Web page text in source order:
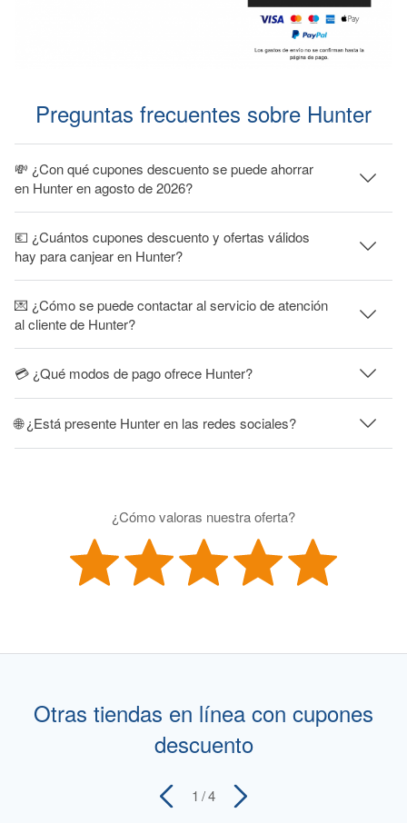
Preguntas frecuentes sobre Hunter
💸 ¿Con qué cupones descuento se puede ahorrar
en Hunter en agosto de 2026?
💶 ¿Cuántos cupones descuento y ofertas válidos
hay para canjear en Hunter?
💌 ¿Cómo se puede contactar al servicio de atención
al cliente de Hunter?
💳 ¿Qué modos de pago ofrece Hunter?
🌐 ¿Está presente Hunter en las redes sociales?
¿Cómo valoras nuestra oferta?
Otras tiendas en línea con cupones
descuento
1 / 4